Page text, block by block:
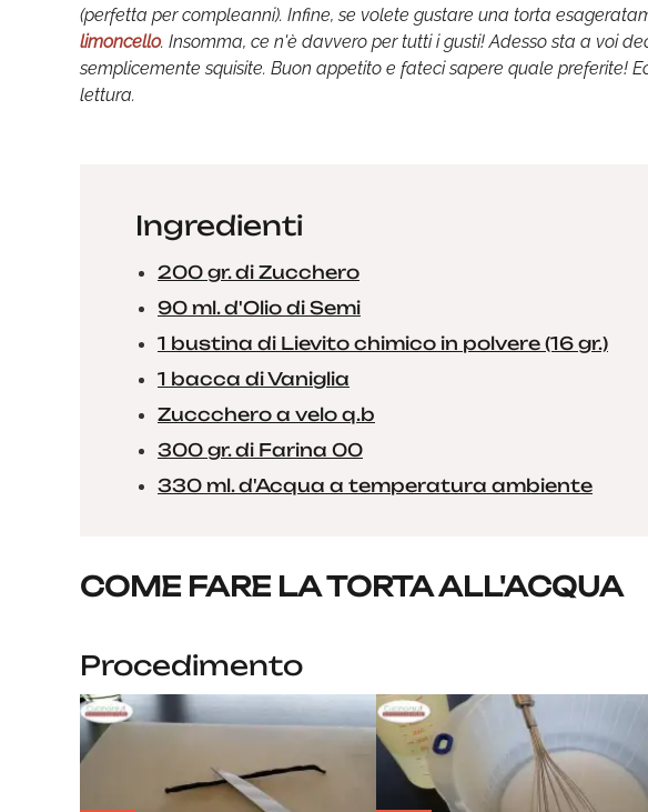
(perfetta per compleanni). Infine, se volete gustare una torta
limoncello. Insomma, ce n'è davvero per tutti i gusti! Adesso sta a voi
semplicemente squisite. Buon appetito e fateci sapere quale preferite!
lettura.
Ingredienti
200 gr. di Zucchero
90 ml. d'Olio di Semi
1 bustina di Lievito chimico in polvere (16 gr.)
1 bacca di Vaniglia
Zuccchero a velo q.b
300 gr. di Farina 00
330 ml. d'Acqua a temperatura ambiente
COME FARE LA TORTA ALL'ACQUA
Procedimento